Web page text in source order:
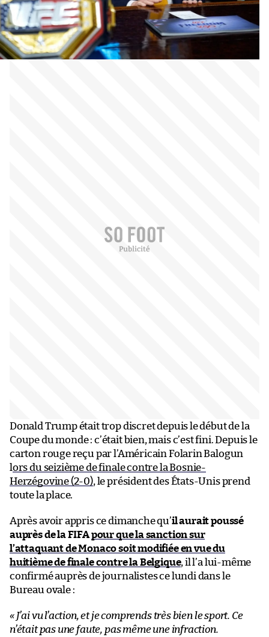
Donald Trump était trop discret depuis le début de la
Coupe du monde : c’était bien, mais c’est fini. Depuis le
carton rouge reçu par l’Américain Folarin Balogun
lors du seizième de finale contre la Bosnie-
Herzégovine (2-0), le président des États-Unis prend
toute la place.
Après avoir appris ce dimanche qu’il aurait poussé
auprès de la FIFApour que la sanction sur
l’attaquant de Monaco soit modifiée en vue du
huitième de finale contre la Belgique, il l’a lui-même
confirmé auprès de journalistes ce lundi dans le
Bureau ovale :
« J’ai vu l’action, et je comprends très bien le sport. Ce
n’était pas une faute, pas même une infraction.